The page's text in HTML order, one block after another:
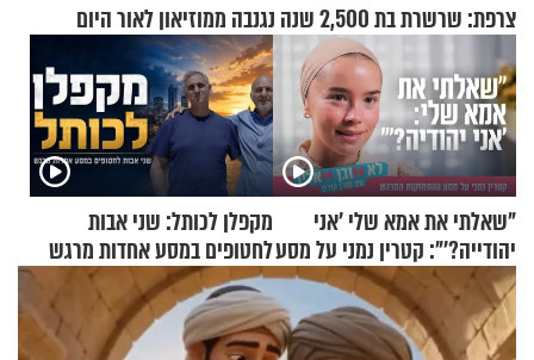
צרפת: שרשרת בת 2,500 שנה נגנבה ממוזיאון לאור היום
"שאלתי את אמא שלי 'אני
יהודייה?'": קטרין נמני על מסע
ההתחזקות המרגש
מקפלן לכותל: שני אבות
לחטופים במסע אחדות מרגש